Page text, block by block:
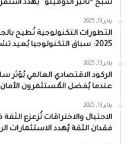
شبح “تأثير الدومينو” يُهدد
يناير 13, 2025
التطورات التكنولوجية تُطيح
2025: سباق التكنولوجيا يُعيد تشكيل مشهد الكريبتو
يناير 13, 2025
عندما يُفضل المُستثمرون
يناير 13, 2025
فقدان الثقة يُهدد الاستثمارات